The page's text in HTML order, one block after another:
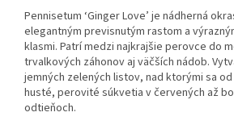
okrasná
rôznych
Na pôdu
Pennisetum ‘Ginger Love’ je nádherná
elegantným previsnutým rastom a
klasmi. Patrí medzi najkrajšie perovce do
trvalkových záhonov aj väčších nádob.
jemných zelených listov, nad ktorými sa
husté, perovité súkvetia v červených až
odtieňoch.